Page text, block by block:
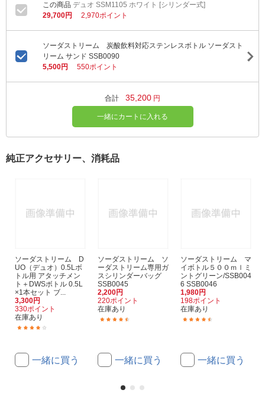
デュオ SSM1105 ホワイト [シリンダー式]
29,700円
2,970ポイント
ソーダストリーム 炭酸飲料対応ステンレスボトル ソーダスト
リーム サンド SSB0090
5,500円
550ポイント
合計 35,200 円
一緒にカートに入れる
純正アクセサリー、消耗品
ソーダストリーム D
UO（デュオ）0.5Lボ
トル用 アタッチメン
ト＋DWSボトル 0.5L
×1本セット ブ...
3,300円
330ポイント
在庫あり
一緒に買う
ソーダストリーム ソ
ーダストリーム専用ガ
スシリンダーバッグ
SSB0045
2,200円
220ポイント
在庫あり
一緒に買う
ソーダストリーム マ
イボトル５００ｍｌミ
ントグリーン/SSB004
6 SSB0046
1,980円
198ポイント
在庫あり
一緒に買う